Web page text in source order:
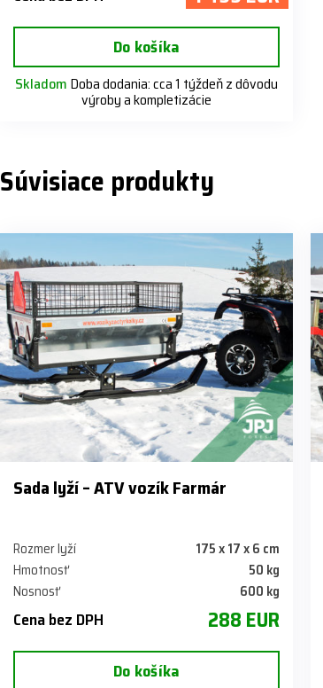
Do košíka
Skladom Doba dodania: cca 1 týždeň z dôvodu
výroby a kompletizácie
Súvisiace produkty
Sada lyží – ATV vozík Farmár
Rozmer lyží
175 x 17 x 6 cm
Hmotnosť
50 kg
Nosnosť
600 kg
Cena bez DPH 288 EUR
Do košíka